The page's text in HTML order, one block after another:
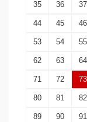
35 36 37
44 45 46
53 54 55
62 63 64
71 72 73
80 81 82
89 90 91